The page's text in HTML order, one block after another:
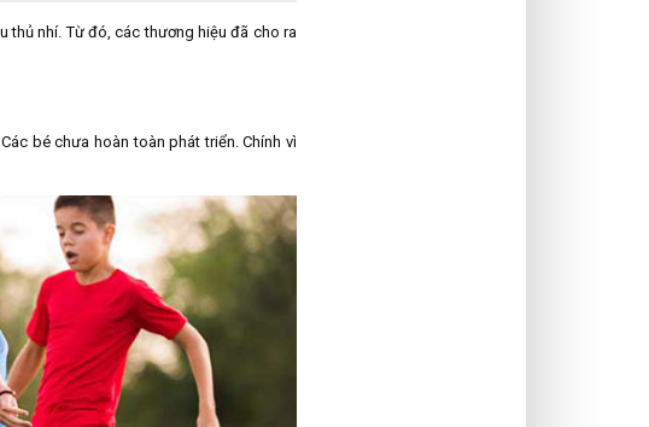
thủ nhí. Từ đó, các thương hiệu đã cho ra
bé chưa hoàn toàn phát triển. Chính vì